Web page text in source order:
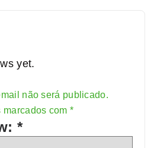
yet.
não será publicado.
com *
*